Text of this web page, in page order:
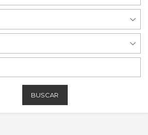
BUSCAR